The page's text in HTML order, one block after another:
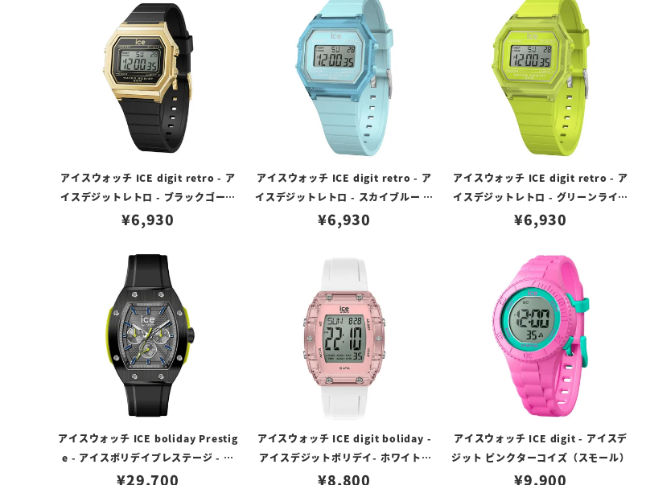
アイスウォッチ ICE digit retro - ア
イスデジットレトロ - ブラックゴール
ド （スモール）
¥6,930
アイスウォッチ ICE digit retro - ア
イスデジットレトロ - スカイブルー ク
リア（スモール）
¥6,930
アイスウォッチ ICE digit retro - ア
イスデジットレトロ - グリーンライム
クリア（スモール）
¥6,930
アイスウォッチ ICE boliday Prestig
e - アイスボリデイプレステージ - ブ
ラックイエロー（ラージ）
¥29,700
アイスウォッチ ICE digit boliday -
アイスデジットボリデイ- ホワイト -
クリアピンク - シルバー（スモール）
¥8,800
アイスウォッチ ICE digit - アイスデ
ジット ピンクターコイズ（スモール）
¥9,900